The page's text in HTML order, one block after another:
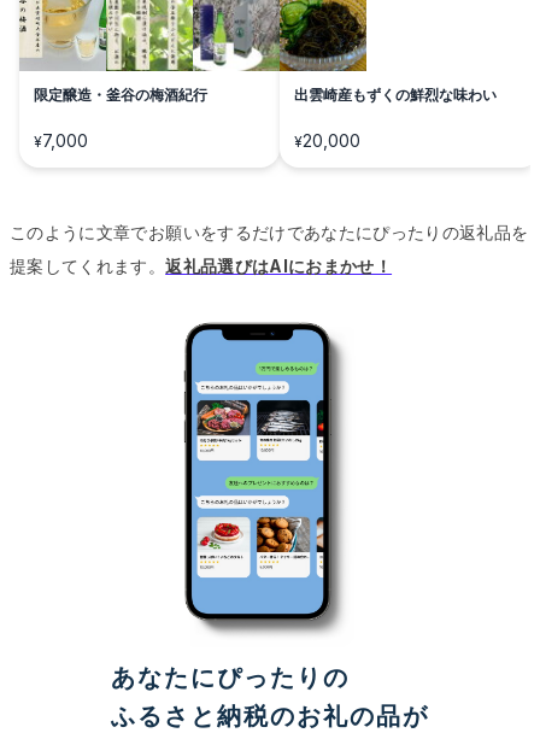
限定醸造・釜谷の梅酒紀行
¥7,000
出雲崎産もずくの鮮烈な味わい
¥20,000
このように文章でお願いをするだけであなたにぴったりの返礼品を
提案してくれます。返礼品選びはAIにおまかせ！
あなたにぴったりの
ふるさと納税のお礼の品が